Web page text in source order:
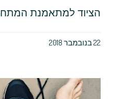
הציוד למתאמנת המתחילה